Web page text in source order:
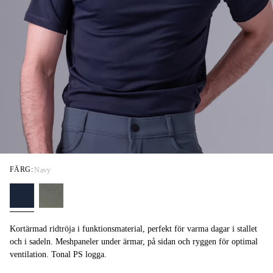
Kortärmad ridtröja i funktionsmaterial, perfekt för varma dagar i stallet
och i sadeln. Meshpaneler under ärmar, på sidan och ryggen för optimal
ventilation. Tonal PS logga.
FÄRG: Navy